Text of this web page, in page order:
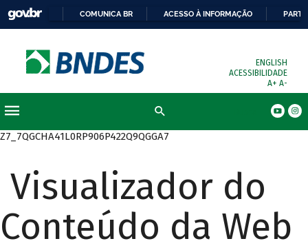
COMUNICA BR ACESSO À INFORMAÇÃO
ENGLISH
ACESSIBILIDADE
A+ A-
Z7_7QGCHA41L0RP906P422Q9QGGA7
Visualizador do
Conteúdo da Web